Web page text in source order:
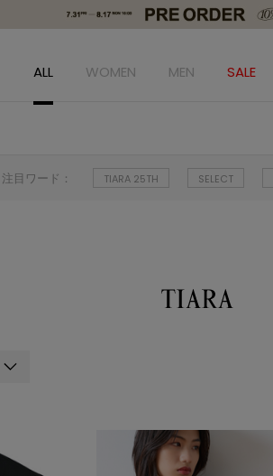
ALL WOMEN MEN SALE
注目ワード： TIARA 25TH SELECT